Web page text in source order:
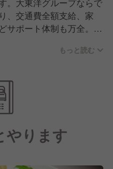
。大東洋グループならで
、交通費全額支給、家
サポート体制も万全。さ
揃っています。
験を活かしながら自分ら
個別に労働条件を決め
能です。調理経験を活か
たいという方大歓迎！セ
れぞれのレベルに合わせ
もっと読む
やります